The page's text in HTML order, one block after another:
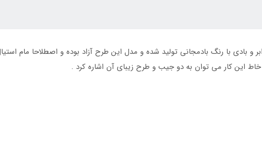
سینه دار با کد 409 از بهترین جنس ابر و بادی با رنگ بادمجانی تولید شده و مدل این طرح آزاد بوده و
خاط این کار می توان به دو جیب و طرح زیبای آن اشاره کرد .